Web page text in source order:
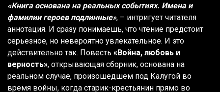
«Книга основана на реальных событиях. Имена и
фамилии героев подлинные», – интригует читателя
аннотация. И сразу понимаешь, что чтение предстоит
серьезное, но невероятно увлекательное. И это
действительно так. Повесть «Война, любовь и
верность», открывающая сборник, основана на
реальном случае, произошедшем под Калугой во
время войны, когда старик-крестьянин прямо во